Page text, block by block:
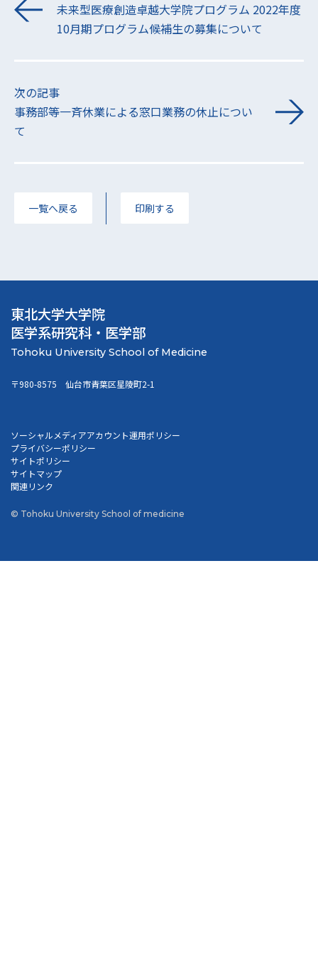
未来型医療創造卓越大学院プログラム 2022年度
10月期プログラム候補生の募集について
次の記事
事務部等一斉休業による窓口業務の休止につい
て
一覧へ戻る 印刷する
東北大学大学院
医学系研究科・医学部
〒980-8575 仙台市青葉区星陵町2-1
ソーシャルメディアアカウント運用ポリシー
プライバシーポリシー
サイトポリシー
サイトマップ
関連リンク
© Tohoku University School of medicine